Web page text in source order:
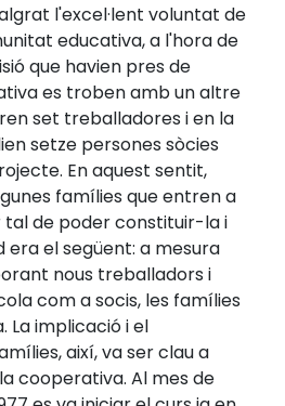
l'excel·lent voluntat de
educativa, a l'hora de
que havien pres de
es troben amb un altre
set treballadores i en la
setze persones sòcies
En aquest sentit,
famílies que entren a
de poder constituir-la i
era el següent: a mesura
nous treballadors i
com a socis, les famílies
La implicació i el
així, va ser clau a
cooperativa. Al mes de